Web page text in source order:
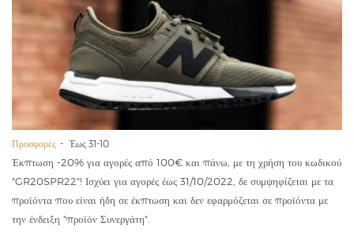
Προσφορές Έως 31-10
Έκπτωση -20% για αγορές από 100€ και πάνω, με τη χρήση του κωδικού
"GR20SPR22"! Ισχύει για αγορές έως 31/10/2022, δε συμψηφίζεται με τα
προϊόντα που είναι ήδη σε έκπτωση και δεν εφαρμόζεται σε προϊόντα με
την ένδειξη "προϊόν Συνεργάτη".